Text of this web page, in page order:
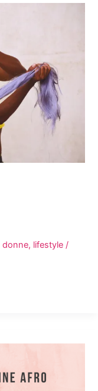
donne, lifestyle/